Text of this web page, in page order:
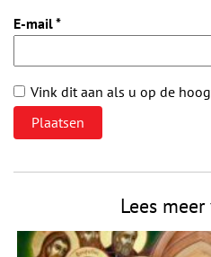
E-mail*
Vink dit aan als u op de
Lees